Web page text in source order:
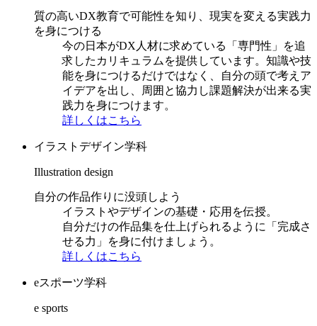
質の高いDX教育で可能性を知り、現実を変える実践力
を身につける
今の日本がDX人材に求めている「専門性」を追
求したカリキュラムを提供しています。知識や技
能を身につけるだけではなく、自分の頭で考えア
イデアを出し、周囲と協力し課題解決が出来る実
践力を身につけます。
詳しくはこちら
イラストデザイン学科
Illustration design
自分の作品作りに没頭しよう
イラストやデザインの基礎・応用を伝授。
自分だけの作品集を仕上げられるように「完成さ
せる力」を身に付けましょう。
詳しくはこちら
eスポーツ学科
e sports